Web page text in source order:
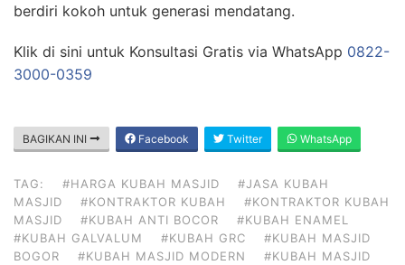
berdiri kokoh untuk generasi mendatang.
Klik di sini untuk Konsultasi Gratis via WhatsApp 0822-
3000-0359
BAGIKAN INI Facebook Twitter WhatsApp
TAG: #HARGA KUBAH MASJID
#JASA KUBAH
MASJID
#KONTRAKTOR KUBAH
#KONTRAKTOR KUBAH
MASJID
#KUBAH ANTI BOCOR
#KUBAH ENAMEL
#KUBAH GALVALUM
#KUBAH GRC
#KUBAH MASJID
BOGOR
#KUBAH MASJID MODERN
#KUBAH MASJID